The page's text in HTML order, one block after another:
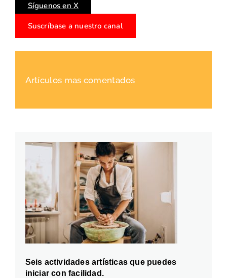
Síguenos en X
Suscríbase a nuestro canal
Artículos mas comentados
Seis actividades artísticas que puedes
iniciar con facilidad.